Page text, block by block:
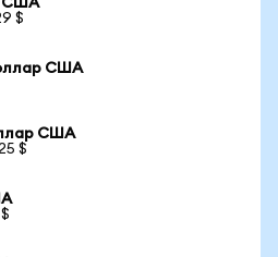
США
$
США
США
$